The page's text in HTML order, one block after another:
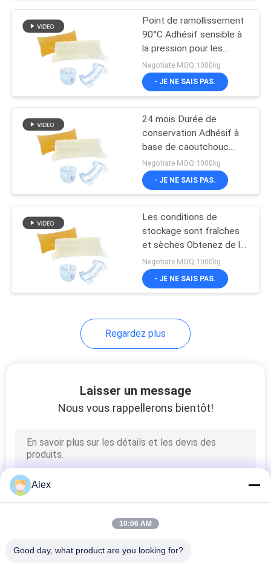
Adhésif en
caoutchouc de
fonte chaude
Fonte chaude PSA
Colle chaude de
Adhésif chaud de
fonte de polyoléfine
Point de ramollissement
90°C Adhésif sensible à
la pression pour les
besoins de l'OEM
Negotiate MOQ:1000kg
- JE NE SAIS PAS.
24 mois Durée de
conservation Adhésif à
base de caoutchouc
pour applications lourdes
Negotiate MOQ:1000kg
- JE NE SAIS PAS.
Les conditions de
stockage sont fraîches
et sèches Obtenez de la
colle à fusion à chaud
avec de la résine de
caoutchouc OEM
Negotiate MOQ:1000kg
- JE NE SAIS PAS.
Regardez plus
Laisser un message
Nous vous rappellerons bientôt!
Alex
10:06 AM
Good day, what product are you looking for?